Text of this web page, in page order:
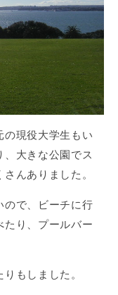
の現役大学生もい
大きな公園でス
んありました。
ので、ビーチに行
たり、プールバー
もしました。